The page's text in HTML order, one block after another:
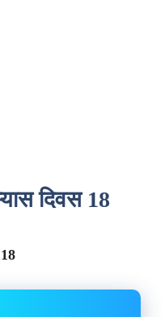
दिवस 18